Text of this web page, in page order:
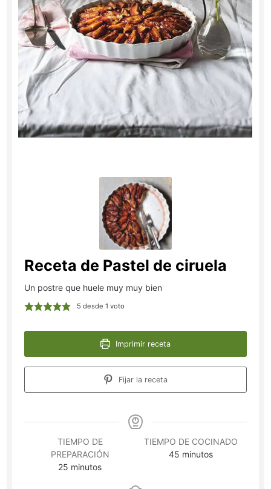
Receta de Pastel de ciruela
Un postre que huele muy muy bien
5 desde 1 voto
Imprimir receta
Fijar la receta
TIEMPO DE
PREPARACIÓN
25 minutos
minutos
TIEMPO DE COCINADO
45 minutos
minutos